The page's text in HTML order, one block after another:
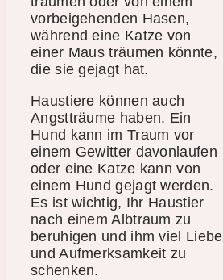
vorbeigehenden Hasen,
während eine Katze von
einer Maus träumen könnte,
die sie gejagt hat.
Haustiere können auch
Angstträume haben. Ein
Hund kann im Traum vor
einem Gewitter davonlaufen
oder eine Katze kann von
einem Hund gejagt werden.
Es ist wichtig, Ihr Haustier
nach einem Albtraum zu
beruhigen und ihm viel Liebe
und Aufmerksamkeit zu
schenken.